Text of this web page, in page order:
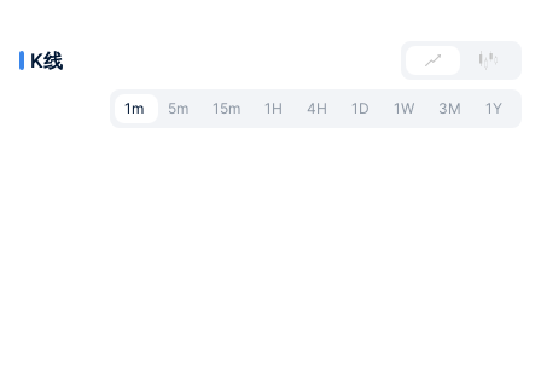
K线
1m 5m 15m 1H 4H 1D 1W 3M 1Y